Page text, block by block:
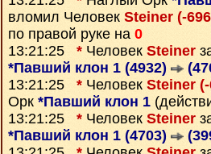
вломил Человек Steiner (-
по правой руке на 0
13:21:25 * Человек Steiner
*Павший клон 1 (4932)
13:21:25 * Человек Steiner
Орк *Павший клон 1
13:21:25 * Человек Steiner
*Павший клон 1 (4703)